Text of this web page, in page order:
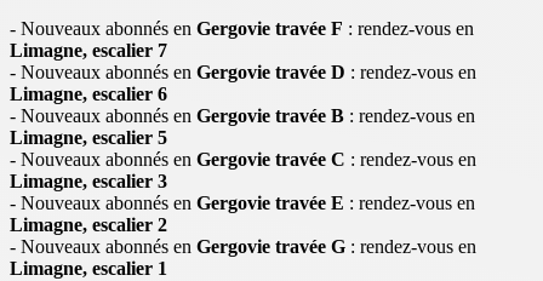
- Nouveaux abonnés en Gergovie travée F : rendez-vous en
Limagne, escalier 7
- Nouveaux abonnés en Gergovie travée D : rendez-vous en
Limagne, escalier 6
- Nouveaux abonnés en Gergovie travée B : rendez-vous en
Limagne, escalier 5
- Nouveaux abonnés en Gergovie travée C : rendez-vous en
Limagne, escalier 3
- Nouveaux abonnés en Gergovie travée E : rendez-vous en
Limagne, escalier 2
- Nouveaux abonnés en Gergovie travée G : rendez-vous en
Limagne, escalier 1